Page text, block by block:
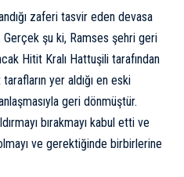
zaferi tasvir eden devasa
şu ki, Ramses şehri geri
Hitit Kralı Hattuşili tarafından
yer aldığı en eski
geri dönmüştür.
bırakmayı kabul etti ve
ve gerektiğinde birbirlerine